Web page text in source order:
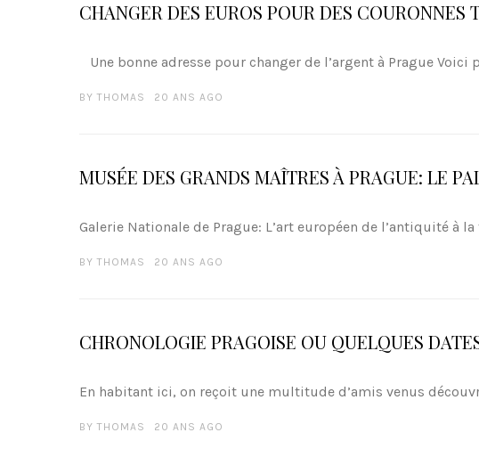
CHANGER DES EUROS POUR DES COURONNES
Une bonne adresse pour changer de l’argent à Prague Voici
BYTHOMAS 20 ANS AGO
MUSÉE DES GRANDS MAÎTRES À PRAGUE: LE
Galerie Nationale de Prague: L’art européen de l’antiquité à
BYTHOMAS 20 ANS AGO
CHRONOLOGIE PRAGOISE OU QUELQUES
En habitant ici, on reçoit une multitude d’amis venus
BYTHOMAS 20 ANS AGO